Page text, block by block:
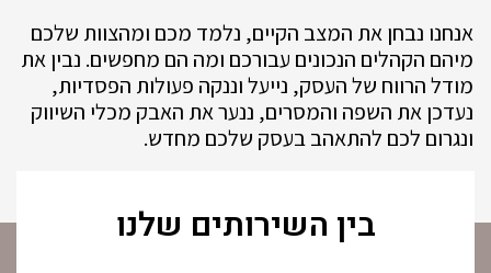
אנחנו נבחן את המצב הקיים, נלמד מכם ומהצוות שלכם
מיהם הקהלים הנכונים עבורכם ומה הם מחפשים. נבין את
מודל הרווח של העסק, נייעל וננקה פעולות הפסדיות,
נעדכן את השפה והמסרים, ננער את האבק מכלי השיווק
ונגרום לכם להתאהב בעסק שלכם מחדש.
בין השירותים שלנו